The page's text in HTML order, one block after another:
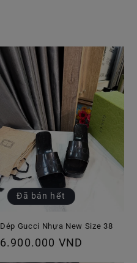
Đã bán hết
Dép Gucci Nhựa New Size 38
Giá
6.900.000 VND